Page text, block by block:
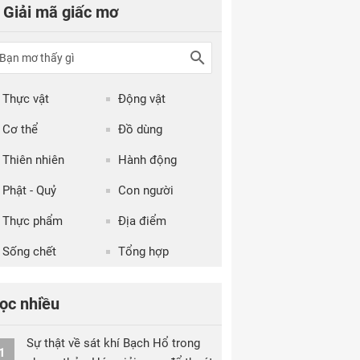
Giải mã giấc mơ
Thực vật Động vật
Cơ thể Đồ dùng
Thiên nhiên Hành động
Phật - Quỷ Con người
Thực phẩm Địa điểm
Sống chết Tổng hợp
nhiều
Sự thật về sát khí Bạch Hổ trong